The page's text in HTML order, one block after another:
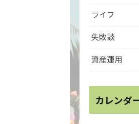
ライフ
失敗談
資産運用
カレンダ